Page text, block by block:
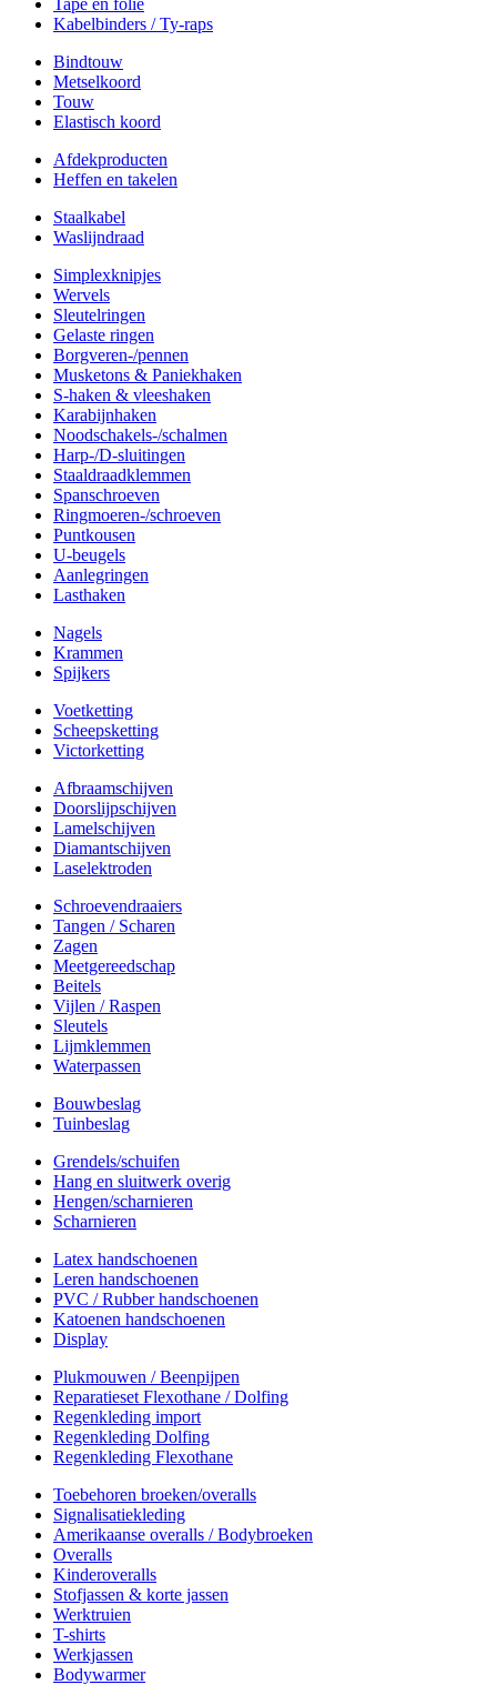
Tape en folie
Kabelbinders / Ty-raps
Bindtouw
Metselkoord
Touw
Elastisch koord
Afdekproducten
Heffen en takelen
Staalkabel
Waslijndraad
Simplexknipjes
Wervels
Sleutelringen
Gelaste ringen
Borgveren-/pennen
Musketons & Paniekhaken
S-haken & vleeshaken
Karabijnhaken
Noodschakels-/schalmen
Harp-/D-sluitingen
Staaldraadklemmen
Spanschroeven
Ringmoeren-/schroeven
Puntkousen
U-beugels
Aanlegringen
Lasthaken
Nagels
Krammen
Spijkers
Voetketting
Scheepsketting
Victorketting
Afbraamschijven
Doorslijpschijven
Lamelschijven
Diamantschijven
Laselektroden
Schroevendraaiers
Tangen / Scharen
Zagen
Meetgereedschap
Beitels
Vijlen / Raspen
Sleutels
Lijmklemmen
Waterpassen
Bouwbeslag
Tuinbeslag
Grendels/schuifen
Hang en sluitwerk overig
Hengen/scharnieren
Scharnieren
Latex handschoenen
Leren handschoenen
PVC / Rubber handschoenen
Katoenen handschoenen
Display
Plukmouwen / Beenpijpen
Reparatieset Flexothane / Dolfing
Regenkleding import
Regenkleding Dolfing
Regenkleding Flexothane
Toebehoren broeken/overalls
Signalisatiekleding
Amerikaanse overalls / Bodybroeken
Overalls
Kinderoveralls
Stofjassen & korte jassen
Werktruien
T-shirts
Werkjassen
Bodywarmer